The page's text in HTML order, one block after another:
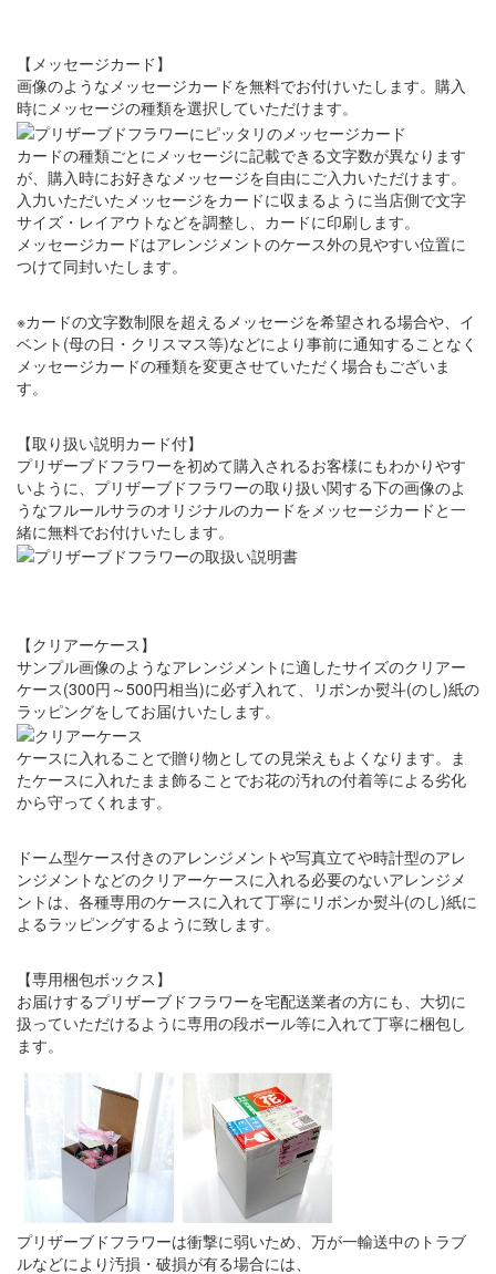
【メッセージカード】
画像のようなメッセージカードを無料でお付けいたします。購入
時にメッセージの種類を選択していただけます。
カードの種類ごとにメッセージに記載できる文字数が異なります
が、購入時にお好きなメッセージを自由にご入力いただけます。
入力いただいたメッセージをカードに収まるように当店側で文字
サイズ・レイアウトなどを調整し、カードに印刷します。
メッセージカードはアレンジメントのケース外の見やすい位置に
つけて同封いたします。
※カードの文字数制限を超えるメッセージを希望される場合や、イ
ベント(母の日・クリスマス等)などにより事前に通知することなく
メッセージカードの種類を変更させていただく場合もございま
す。
【取り扱い説明カード付】
プリザーブドフラワーを初めて購入されるお客様にもわかりやす
いように、プリザーブドフラワーの取り扱い関する下の画像のよ
うなフルールサラのオリジナルのカードをメッセージカードと一
緒に無料でお付けいたします。
【クリアーケース】
サンプル画像のようなアレンジメントに適したサイズのクリアー
ケース(300円～500円相当)に必ず入れて、リボンか熨斗(のし)紙の
ラッピングをしてお届けいたします。
ケースに入れることで贈り物としての見栄えもよくなります。ま
たケースに入れたまま飾ることでお花の汚れの付着等による劣化
から守ってくれます。
ドーム型ケース付きのアレンジメントや写真立てや時計型のアレ
ンジメントなどのクリアーケースに入れる必要のないアレンジメ
ントは、各種専用のケースに入れて丁寧にリボンか熨斗(のし)紙に
よるラッピングするように致します。
【専用梱包ボックス】
お届けするプリザーブドフラワーを宅配送業者の方にも、大切に
扱っていただけるように専用の段ボール等に入れて丁寧に梱包し
ます。
プリザーブドフラワーは衝撃に弱いため、万が一輸送中のトラブ
ルなどにより汚損・破損が有る場合には、